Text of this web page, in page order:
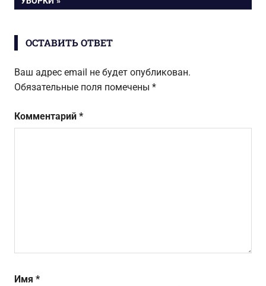
ОСТАВИТЬ ОТВЕТ
Ваш адрес email не будет опубликован.
Обязательные поля помечены *
Комментарий *
Имя *